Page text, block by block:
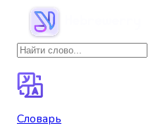
Словарь